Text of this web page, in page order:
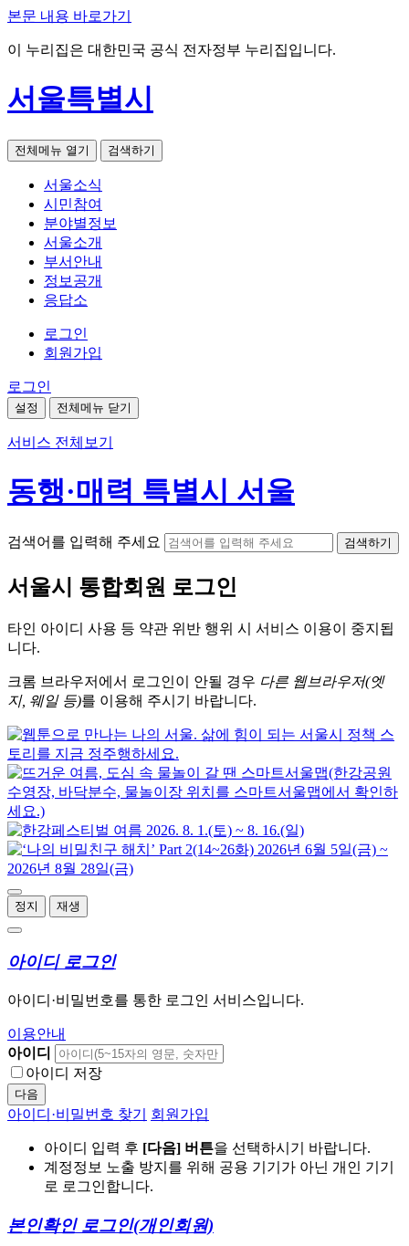
본문 내용 바로가기
이 누리집은 대한민국 공식 전자정부 누리집입니다.
서울특별시
전체메뉴 열기 검색하기
서울소식
시민참여
분야별정보
서울소개
부서안내
정보공개
응답소
로그인
회원가입
로그인
설정 전체메뉴 닫기
서비스 전체보기
동행·매력 특별시 서울
검색어를 입력해 주세요 검색하기
서울시 통합회원 로그인
타인 아이디 사용 등 약관 위반 행위 시 서비스 이용이 중지됩
니다.
크롬 브라우저에서 로그인이 안될 경우 다른 웹브라우저(엣
지, 웨일 등)를 이용해 주시기 바랍니다.
정지 재생
아이디 로그인
아이디·비밀번호를 통한 로그인 서비스입니다.
이용안내
아이디
아이디 저장
다음
아이디·비밀번호 찾기 회원가입
아이디 입력 후 [다음] 버튼을 선택하시기 바랍니다.
계정정보 노출 방지를 위해 공용 기기가 아닌 개인 기기
로 로그인합니다.
본인확인 로그인(개인회원)